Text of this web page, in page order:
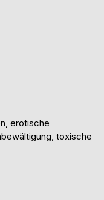
erotische
toxische